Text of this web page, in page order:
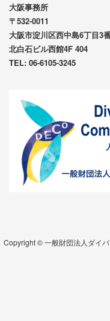
大阪事務所
〒532-0011
大阪市淀川区西中島6丁目3
北白石ビル西館4F 404
TEL: 06-6105-3245
Copyright © 一般財団法人ダイ